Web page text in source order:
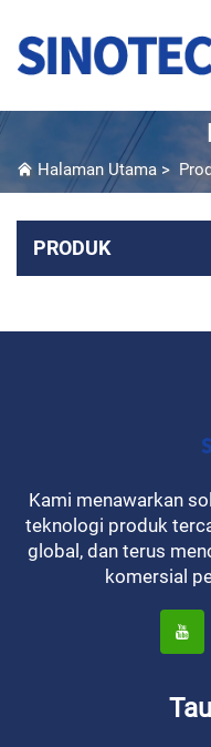
Halaman Utama>
PRODUK
Kami menawarkan
teknologi produk
global, dan terus
komersial